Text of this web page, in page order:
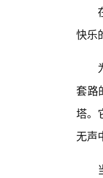
快乐
套路
塔。
无声